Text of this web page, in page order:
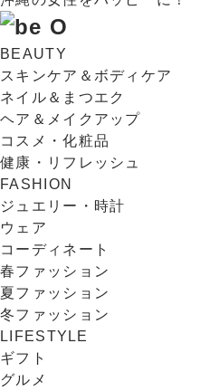
BEAUTY
スキンケア＆ボディケア
ネイル＆まつエク
ヘア＆メイクアップ
コスメ・化粧品
健康・リフレッシュ
FASHION
ジュエリー・時計
ウェア
コーディネート
春ファッション
夏ファッション
冬ファッション
LIFESTYLE
ギフト
グルメ